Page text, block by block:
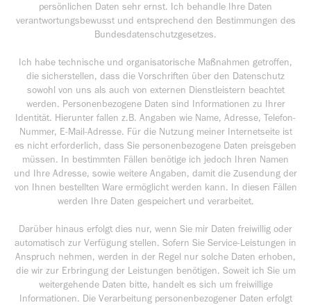
persönlichen Daten sehr ernst. Ich behandle Ihre Daten
verantwortungsbewusst und entsprechend den Bestimmungen des
Bundesdatenschutzgesetzes.
Ich habe technische und organisatorische Maßnahmen getroffen,
die sicherstellen, dass die Vorschriften über den Datenschutz
sowohl von uns als auch von externen Dienstleistern beachtet
werden. Personenbezogene Daten sind Informationen zu Ihrer
Identität. Hierunter fallen z.B. Angaben wie Name, Adresse, Telefon-
Nummer, E-Mail-Adresse. Für die Nutzung meiner Internetseite ist
es nicht erforderlich, dass Sie personenbezogene Daten preisgeben
müssen. In bestimmten Fällen benötige ich jedoch Ihren Namen
und Ihre Adresse, sowie weitere Angaben, damit die Zusendung der
von Ihnen bestellten Ware ermöglicht werden kann. In diesen Fällen
werden Ihre Daten gespeichert und verarbeitet.
Darüber hinaus erfolgt dies nur, wenn Sie mir Daten freiwillig oder
automatisch zur Verfügung stellen. Sofern Sie Service-Leistungen in
Anspruch nehmen, werden in der Regel nur solche Daten erhoben,
die wir zur Erbringung der Leistungen benötigen. Soweit ich Sie um
weitergehende Daten bitte, handelt es sich um freiwillige
Informationen. Die Verarbeitung personenbezogener Daten erfolgt